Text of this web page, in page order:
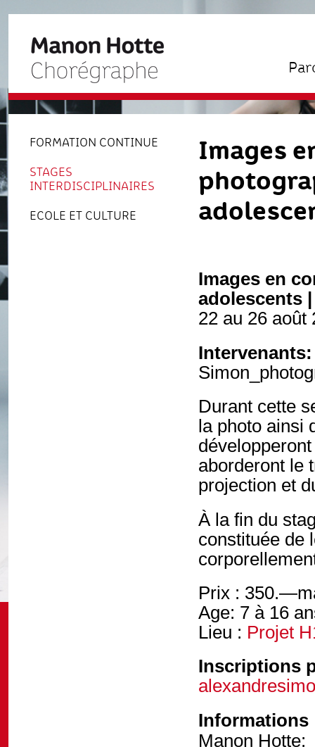
FORMATION CONTINUE
STAGES
INTERDISCIPLINAIRES
ECOLE ET CULTURE
Images
Images en
adolescents
22 au 26 août
Intervenants:
Durant cette
la photo ainsi
aborderont le
projection et
À la fin du
constituée de
Prix :
Age: 7 à 16
Lieu : Projet
Inscriptions
Informations
Manon